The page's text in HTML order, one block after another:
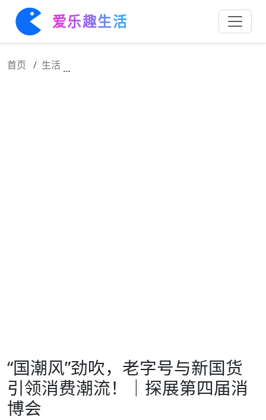
爱乐趣生活
首页 生活
“国潮风”劲吹，老字号与新国货
引领消费潮流！｜探展第四届消
博会